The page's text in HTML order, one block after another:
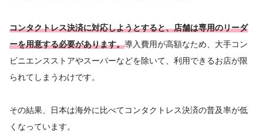
コンタクトレス決済に対応しようとすると、店舗は専用のリーダ
ーを用意する必要があります。導入費用が高額なため、大手コン
ビニエンスストアやスーパーなどを除いて、利用できるお店が限
られてしまうわけです。
その結果、日本は海外に比べてコンタクトレス決済の普及率が低
くなっています。